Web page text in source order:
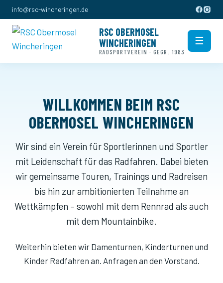
info@rsc-wincheringen.de
RSC OBERMOSEL
WINCHERINGEN
RADSPORTVEREIN · GEGR. 1983
☰
WILLKOMMEN BEIM RSC
OBERMOSEL WINCHERINGEN
Wir sind ein Verein für Sportlerinnen und Sportler
mit Leidenschaft für das Radfahren. Dabei bieten
wir gemeinsame Touren, Trainings und Radreisen
bis hin zur ambitionierten Teilnahme an
Wettkämpfen – sowohl mit dem Rennrad als auch
mit dem Mountainbike.
Weiterhin bieten wir Damenturnen, Kinderturnen und
Kinder Radfahren an. Anfragen an den Vorstand.